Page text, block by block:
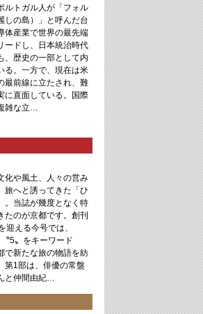
ルトガル人が「フォル
しの島）」と呼んだ台
体産業で世界の最先端
ードし、日本統治時代
、歴史の一部として内
る。一方で、現在は米
最前線に立たされ、難
に直面している。国際
雑な立…
化や風土、人々の営み
旅へと誘ってきた「ひ
。当誌が幾度となく特
たのが京都です。創刊
迎える今号では、
〝5〟をキーワード
で新たな旅の物語を紡
第1部は、俳優の常盤
と仲間由紀…